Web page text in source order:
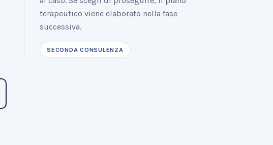
terapeutico viene elaborato nella fase
successiva.
SECONDA CONSULENZA